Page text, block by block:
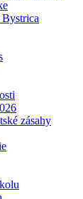
Bystrica
zásahy